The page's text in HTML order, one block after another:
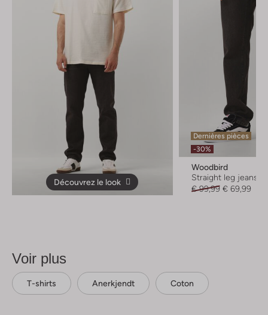
Découvrez le look
Dernières pièces
-30%
Woodbird
Straight leg jeans
€ 99,99 € 69,99
Voir plus
T-shirts Anerkjendt Coton